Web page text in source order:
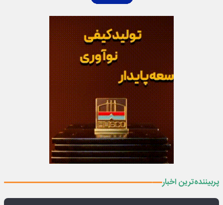
پربیننده‌ترین اخبار